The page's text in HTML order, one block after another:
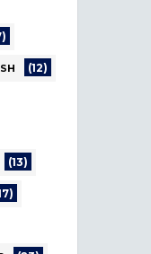
(12)
(13)